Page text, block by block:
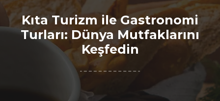
Kıta Turizm ile Gastronomi
Turları: Dünya Mutfaklarını
Keşfedin